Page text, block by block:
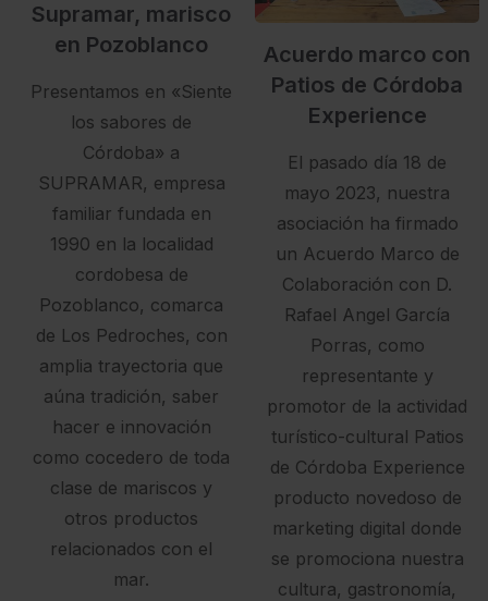
Supramar, marisco
en Pozoblanco
Presentamos en «Siente
los sabores de
Córdoba» a
SUPRAMAR, empresa
familiar fundada en
1990 en la localidad
cordobesa de
Pozoblanco, comarca
de Los Pedroches, con
amplia trayectoria que
aúna tradición, saber
hacer e innovación
como cocedero de toda
clase de mariscos y
otros productos
relacionados con el
mar.
Acuerdo marco con
Patios de Córdoba
Experience
El pasado día 18 de
mayo 2023, nuestra
asociación ha firmado
un Acuerdo Marco de
Colaboración con D.
Rafael Angel García
Porras, como
representante y
promotor de la actividad
turístico-cultural Patios
de Córdoba Experience
producto novedoso de
marketing digital donde
se promociona nuestra
cultura, gastronomía,